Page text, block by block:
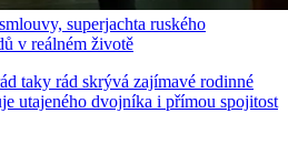
superjachta ruského
v reálném životě
taky rád skrývá zajímavé rodinné
utajeného dvojníka i přímou spojitost